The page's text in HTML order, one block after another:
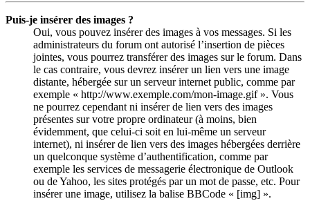
Puis-je insérer des images ?
Oui, vous pouvez insérer des images à vos messages. Si les
administrateurs du forum ont autorisé l’insertion de pièces
jointes, vous pourrez transférer des images sur le forum. Dans
le cas contraire, vous devrez insérer un lien vers une image
distante, hébergée sur un serveur internet public, comme par
exemple « http://www.exemple.com/mon-image.gif ». Vous
ne pourrez cependant ni insérer de lien vers des images
présentes sur votre propre ordinateur (à moins, bien
évidemment, que celui-ci soit en lui-même un serveur
internet), ni insérer de lien vers des images hébergées derrière
un quelconque système d’authentification, comme par
exemple les services de messagerie électronique de Outlook
ou de Yahoo, les sites protégés par un mot de passe, etc. Pour
insérer une image, utilisez la balise BBCode « [img] ».